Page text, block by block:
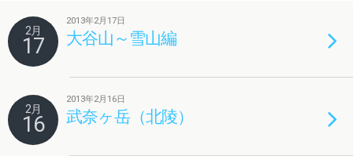
2月
17
2013年2月17日
大谷山～雪山編
2月
16
2013年2月16日
武奈ヶ岳（北陵）